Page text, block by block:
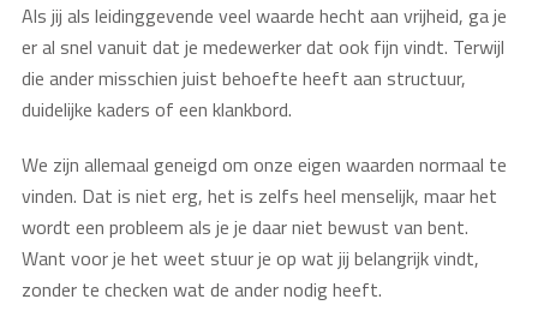
Als jij als leidinggevende veel waarde hecht aan vrijheid, ga je
er al snel vanuit dat je medewerker dat ook fijn vindt. Terwijl
die ander misschien juist behoefte heeft aan structuur,
duidelijke kaders of een klankbord.
We zijn allemaal geneigd om onze eigen waarden normaal te
vinden. Dat is niet erg, het is zelfs heel menselijk, maar het
wordt een probleem als je je daar niet bewust van bent.
Want voor je het weet stuur je op wat jij belangrijk vindt,
zonder te checken wat de ander nodig heeft.